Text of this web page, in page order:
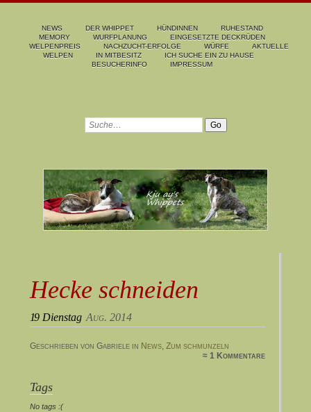
NEWS DER WHIPPET HÜNDINNEN
RUHESTAND
MEMORY
WURFPLANUNG
EINGESETZTE DECKRÜDEN
WELPENPREIS
NACHZUCHT-ERFOLGE WÜRFE
AKTUELLE
WELPEN
IN MITBESITZ
ICH SUCHE EIN ZU HAUSE
BESUCHERINFO
IMPRESSUM
Hecke schneiden
19 Dienstag Aug. 2014
Geschrieben von Gabriele in News, Zum schmunzeln
≈ 1 Kommentare
Tags
No tags :(